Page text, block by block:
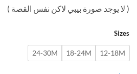
يوجد صورة بيبي لاكن نفس القصة )
12-
18-24M
24-30M